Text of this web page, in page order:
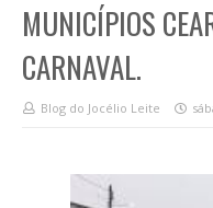
MUNICÍPIOS
CARNAVAL.
Blog do Jocélio Leite